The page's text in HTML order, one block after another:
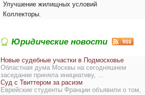
Улучшение жилищных условий
Коллекторы.
Юридические новости
Новые судебные участки в Подмосковье
Областная дума Москвы на сегодняшнем
заседании приняла инициативу, ...
Суд с Твиттером за расизм
Еврейские студенты Франции объявили о том,